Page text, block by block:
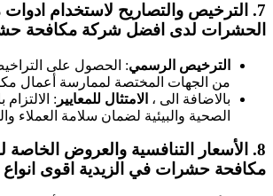
7. الترخيص والتصاريح لاستخدام
الحشرات لدى افضل شركة مكافحة
الترخيص الرسمي: الحصول على
من الجهات المختصة لممارسة أعمال
بالاضافة الى ، الامتثال للمعايير : الالتزام
الصحية والبيئية لضمان سلامة العملاء
8. الأسعار التنافسية والعروض الخاصة
مكافحة حشرات في الزيدية اقوى انواع